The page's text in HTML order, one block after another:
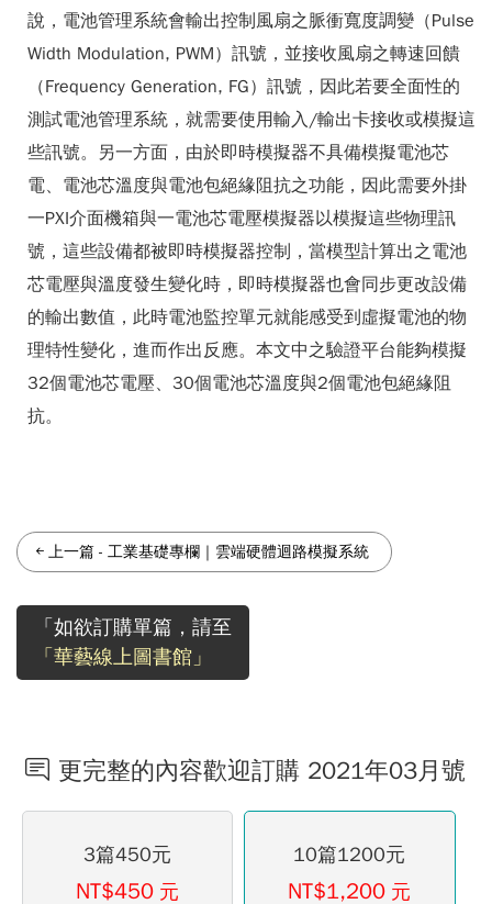
說，電池管理系統會輸出控制風扇之脈衝寬度調變（Pulse
Width Modulation, PWM）訊號，並接收風扇之轉速回饋
（Frequency Generation, FG）訊號，因此若要全面性的
測試電池管理系統，就需要使用輸入/輸出卡接收或模擬這
些訊號。另一方面，由於即時模擬器不具備模擬電池芯
電、電池芯溫度與電池包絕緣阻抗之功能，因此需要外掛
一PXI介面機箱與一電池芯電壓模擬器以模擬這些物理訊
號，這些設備都被即時模擬器控制，當模型計算出之電池
芯電壓與溫度發生變化時，即時模擬器也會同步更改設備
的輸出數值，此時電池監控單元就能感受到虛擬電池的物
理特性變化，進而作出反應。本文中之驗證平台能夠模擬
32個電池芯電壓、30個電池芯溫度與2個電池包絕緣阻
抗。
上一篇 - 工業基礎專欄｜雲端硬體迴路模擬系統
「如欲訂購單篇，請至
「華藝線上圖書館」
更完整的內容歡迎訂購 2021年03月號
3篇450元
NT$450 元
10篇1200元
NT$1,200 元